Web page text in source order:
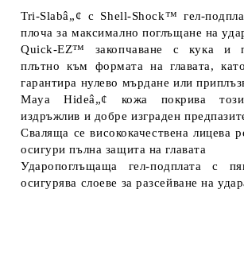
Tri-Slabâ„¢ с Shell-Shock™ гел-
плоча за максимално поглъщане на
Quick-EZ™ закопчаване с кука и
плътно към формата на главата,
гарантира нулево мърдане или
Maya Hideâ„¢ кожа покрива този
издръжлив и добре изграден
Сваляща се висококачествена лицева
осигури пълна защита на главата
Ударопоглъщаща гел-подплата с
осигурява слоеве за разсейване на